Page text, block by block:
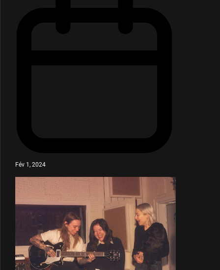
Fév 1, 2024